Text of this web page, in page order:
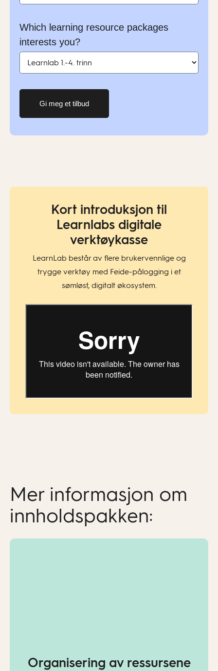
Which learning resource packages
interests you?
Gi meg et tilbud
Kort introduksjon til
Learnlabs digitale
verktøykasse
LearnLab består av flere brukervennlige og
trygge verktøy med Feide-pålogging i et
sømløst, digitalt økosystem.
Mer informasjon om
innholdspakken:
Organisering av ressursene